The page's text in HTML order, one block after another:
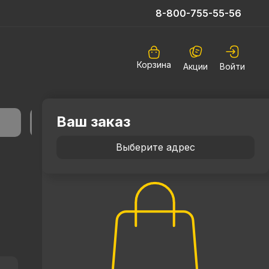
8-800-755-55-56
Корзина Акции Войти
Ваш заказ
Выберите адрес